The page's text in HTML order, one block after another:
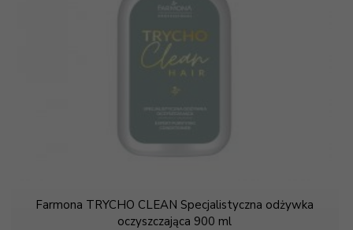
Farmona TRYCHO CLEAN Specjalistyczna odżywka
oczyszczająca 900 ml